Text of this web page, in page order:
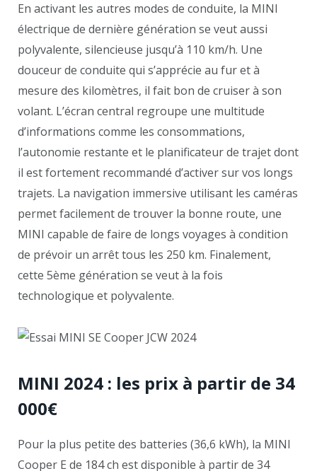
En activant les autres modes de conduite, la MINI
électrique de dernière génération se veut aussi
polyvalente, silencieuse jusqu’à 110 km/h. Une
douceur de conduite qui s’apprécie au fur et à
mesure des kilomètres, il fait bon de cruiser à son
volant. L’écran central regroupe une multitude
d’informations comme les consommations,
l’autonomie restante et le planificateur de trajet dont
il est fortement recommandé d’activer sur vos longs
trajets. La navigation immersive utilisant les caméras
permet facilement de trouver la bonne route, une
MINI capable de faire de longs voyages à condition
de prévoir un arrêt tous les 250 km. Finalement,
cette 5ème génération se veut à la fois
technologique et polyvalente.
MINI 2024 : les prix à partir de 34
000€
Pour la plus petite des batteries (36,6 kWh), la MINI
Cooper E de 184 ch est disponible à partir de 34